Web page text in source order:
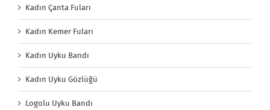
Kadın Çanta Fuları
Kadın Kemer Fuları
Kadın Uyku Bandı
Kadın Uyku Gözlüğü
Logolu Uyku Bandı